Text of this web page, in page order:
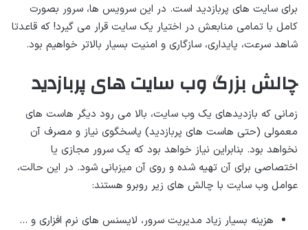
برای سایت های پربازدید است. در این سرویس ها، سرور بصورت
کامل با تمامی منابعش در اختیار یک سایت قرار می گیرد! که قاعدتا
شاهد سرعت، پایداری، سازگاری و امنیت بسیار بالاتر خواهیم بود.
چالش بزرگ وب سایت های پربازدید
زمانی که بازدیدهای یک وب سایت، بالا می رود دیگر هاست های
معمولی (حتی هاست های پربازدید) پاسخگوی نیاز و مصرف آن
نخواهد بود. بنابراین نیاز خواهد بود که یک سرور مجازی یا
اختصاصی برای آن تهیه شده و روی آن میزبانی شود. در این حالت،
عوامل وب سایت با چالش های زیر روبرو هستند:
هزینه بسیار زیاد مدیریت سرور، لایسنس های نرم افزاری و …